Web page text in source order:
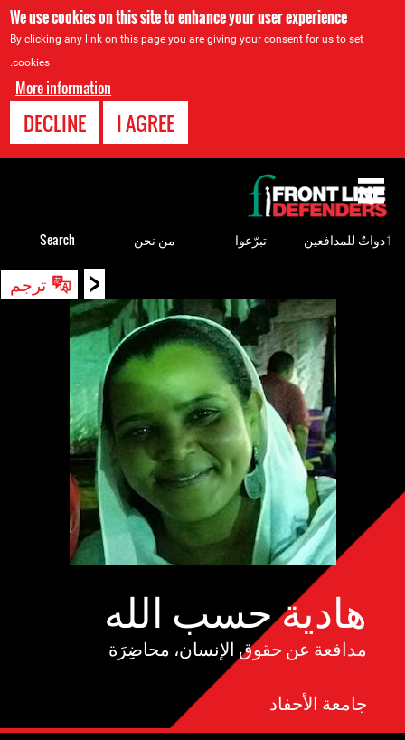
We use cookies on this site to enhance your user experience
By clicking any link on this page you are giving your consent for us to set
cookies.
More information
I AGREE
DECLINE
< ترجم
هادية حسب الله
مدافعة عن حقوق الإنسان، محاضِرَة
جامعة الأحفاد
to
top
ٲدواتٌ للمدافعين تبرّعوا من نحن Search